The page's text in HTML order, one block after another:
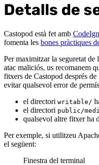
Detalls de
Castopod està fet amb
fomenta les bones pràctiques
Per maximitzar la seguretat
atac maliciós, us recomanem
fitxers de Castopod després
evitar qualsevol error de
el directori writable/
el directori public/
qualsevol altre fitxer ha
Per exemple, si utilitzeu
el següent:
Finestra del terminal